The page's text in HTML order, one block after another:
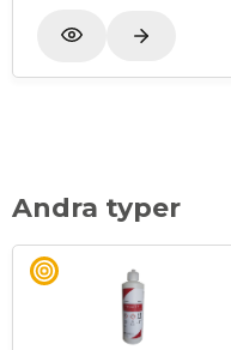
Andra typer